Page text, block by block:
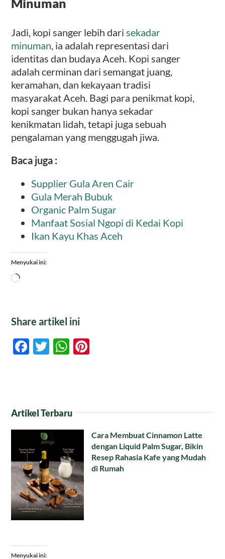
Jadi, kopi sanger lebih darisekadar
minuman, ia adalah representasi dari
identitas dan budaya Aceh. Kopi sanger
adalah cerminan dari semangat juang,
keramahan, dan kekayaan tradisi
masyarakat Aceh. Bagi para penikmat kopi,
kopi sanger bukan hanya sekadar
kenikmatan lidah, tetapi juga sebuah
pengalaman yang menggugah jiwa.
Baca juga :
Supplier Gula Aren Cair
Gula Merah Bubuk
Organic Palm Sugar
Manfaat Sosial Ngopi di Kedai Kopi
Ikan Kayu Khas Aceh
Menyukai ini:
Memuat...
Share artikel ini
Facebook
TwitterWhatsApp
Artikel Terbaru
Cara Membuat Cinnamon Latte
dengan Liquid Palm Sugar, Bikin
Resep Rahasia Kafe yang Mudah
di Rumah
Menyukai ini: